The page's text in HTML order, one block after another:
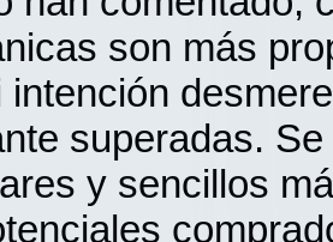
son más
intención
superadas.
y sencillos